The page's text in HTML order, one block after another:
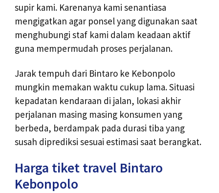
supir kami. Karenanya kami senantiasa
mengigatkan agar ponsel yang digunakan saat
menghubungi staf kami dalam keadaan aktif
guna mempermudah proses perjalanan.
Jarak tempuh dari Bintaro ke Kebonpolo
mungkin memakan waktu cukup lama. Situasi
kepadatan kendaraan di jalan, lokasi akhir
perjalanan masing masing konsumen yang
berbeda, berdampak pada durasi tiba yang
susah diprediksi sesuai estimasi saat berangkat.
Harga tiket travel Bintaro
Kebonpolo